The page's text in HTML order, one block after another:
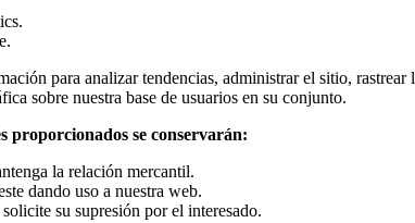
para analizar tendencias, administrar el sitio,
sobre nuestra base de usuarios en su conjunto.
proporcionados se conservarán:
la relación mercantil.
dando uso a nuestra web.
su supresión por el interesado.